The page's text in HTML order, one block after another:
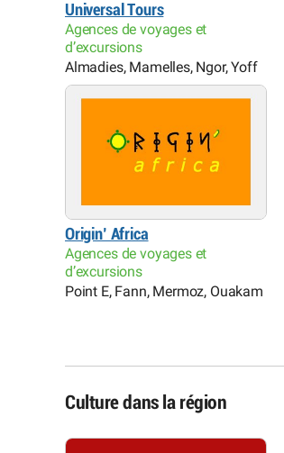
Universal Tours
Agences de voyages et
d’excursions
Almadies, Mamelles, Ngor, Yoff
Origin’ Africa
Agences de voyages et
d’excursions
Point E, Fann, Mermoz, Ouakam
Culture dans la région